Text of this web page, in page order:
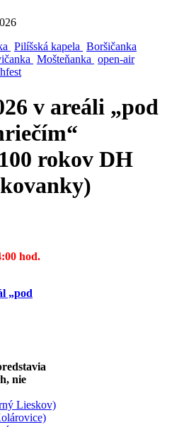
Pilíšská kapela Boršičanka
Mošteňanka open-air
v areáli „pod
rokov DH
hod.
„pod
nie
Lieskov)